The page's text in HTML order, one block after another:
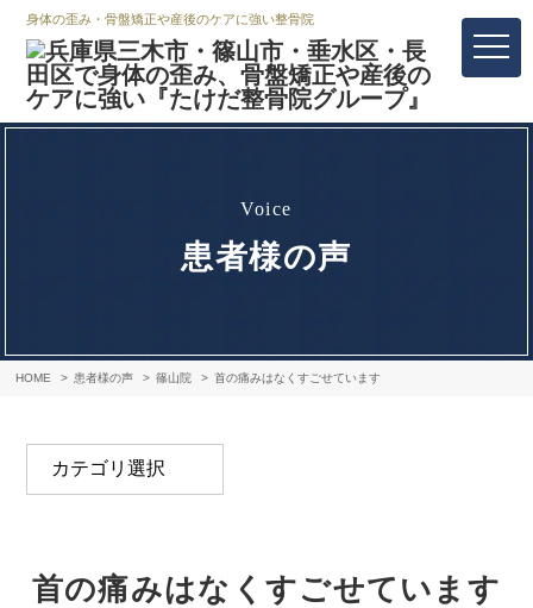
身体の歪み・骨盤矯正や産後のケアに強い整骨院
voice
患者様の声
HOME 患者様の声 篠山院 首の痛みはなくすごせています
首の痛みはなくすごせています